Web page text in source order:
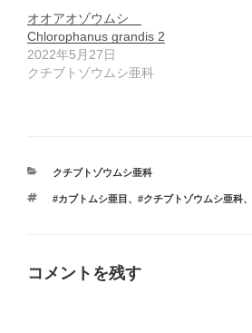
オオアオゾウムシ
Chlorophanus grandis 2
2022年5月27日
クチブトゾウムシ亜科
カ
ゴ
クチブトゾウムシ亜科
タ
#カブトムシ亜目 、 #クチブトゾウムシ亜科、
コメントを残す